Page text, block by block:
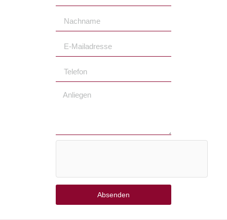
Absenden